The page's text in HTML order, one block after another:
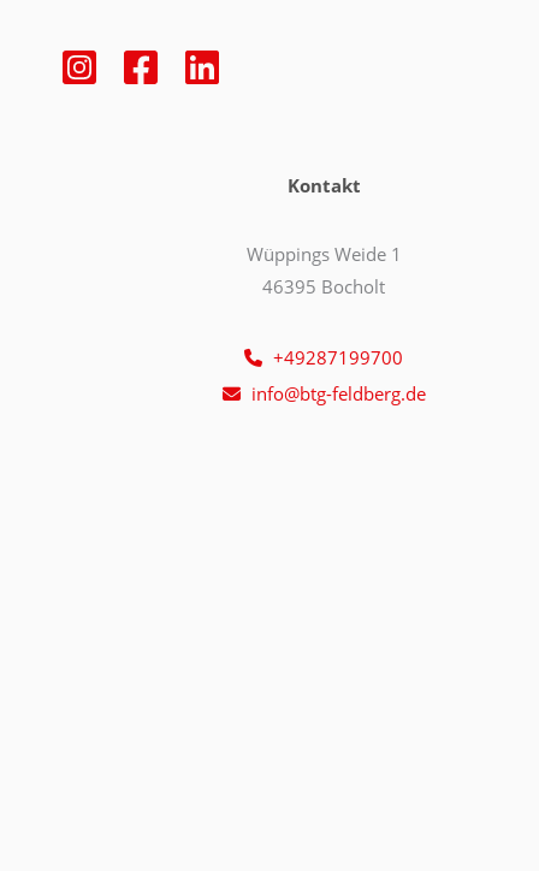
Kontakt
Wüppings Weide 1
46395 Bocholt
+49287199700
info@btg-feldberg.de